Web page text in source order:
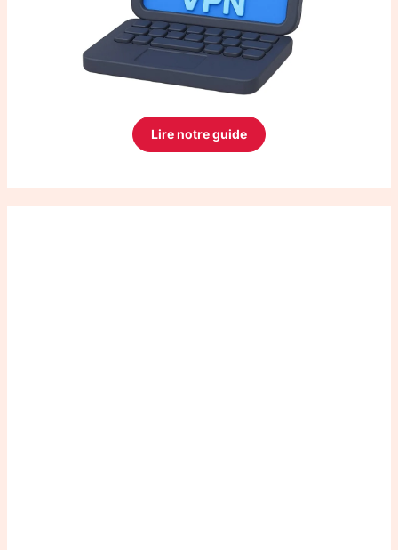
Lire notre guide